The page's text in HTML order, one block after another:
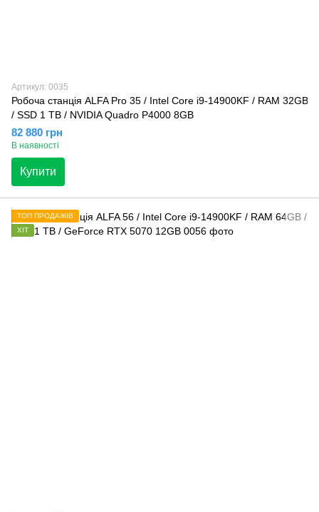
Артикул: 0035
Робоча станція ALFA Pro 35 / Intel Core i9-14900KF / RAM 32GB
/ SSD 1 TB / NVIDIA Quadro P4000 8GB
82 880 грн
В наявності
Купити
ТОП ПРОДАЖІВ
ХІТ